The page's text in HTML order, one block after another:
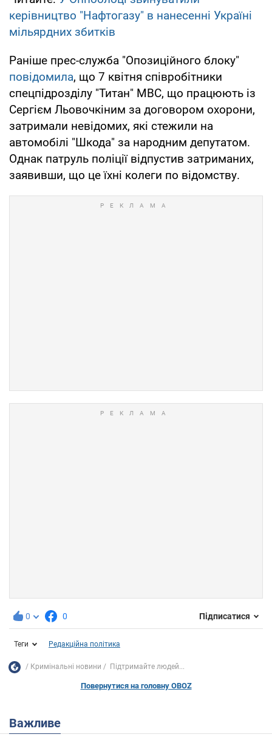
керівництво "Нафтогазу" в нанесенні Україні
мільярдних збитків
Раніше прес-служба "Опозиційного блоку"
повідомила, що 7 квітня співробітники
спецпідрозділу "Титан" МВС, що працюють із
Сергієм Льовочкіним за договором охорони,
затримали невідомих, які стежили на
автомобілі "Шкода" за народним депутатом.
Однак патруль поліції відпустив затриманих,
заявивши, що це їхні колеги по відомству.
0 0 Підписатися
Теги Редакційна політика
Кримінальні новини Підтримайте людей...
Повернутися на головну OBOZ
Важливе